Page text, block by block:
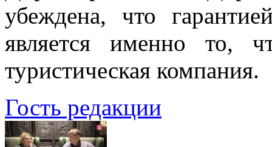
убеждена, что
является именно то,
туристическая компания.
Гость редакции